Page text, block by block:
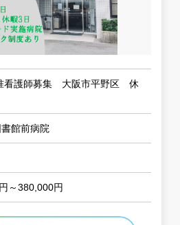
看護師募集 大阪市平野区 休
館前病院
～380,000円